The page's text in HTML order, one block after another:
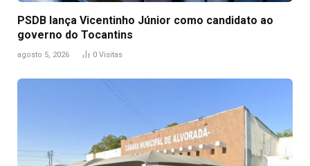
PSDB lança Vicentinho Júnior como candidato ao
governo do Tocantins
agosto 5, 2026 0 Visitas